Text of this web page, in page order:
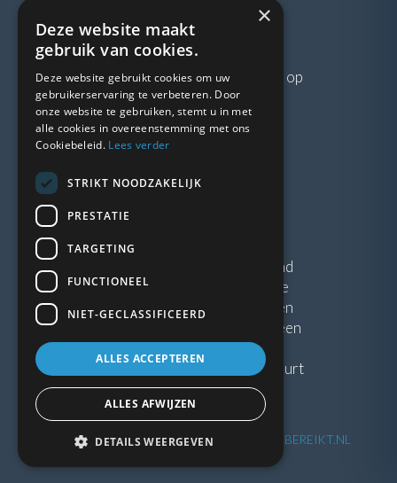
VRAGEN?
Neem gerustcontactmet ons op
LINKS
Blogs
Algemene voorwaarden
Kunststof Kozijnen Friesland
Kunststof kozijnen Drenthe
Kunststof Kozijnen Drachten
Kunststof Kozijnen Hoogeveen
Kunststof kozijnen in jouw buurt
2026| Website ontwikkeling door WEBSITEBEREIKT.NL
×
Deze website maakt
gebruik van cookies.
Deze website gebruikt cookies om uw
gebruikerservaring te verbeteren. Door
onze website te gebruiken, stemt u in met
alle cookies in overeenstemming met ons
Cookiebeleid. Lees verder
STRIKT NOODZAKELIJK
PRESTATIE
TARGETING
FUNCTIONEEL
NIET-GECLASSIFICEERD
ALLES ACCEPTEREN
ALLES AFWIJZEN
DETAILS WEERGEVEN